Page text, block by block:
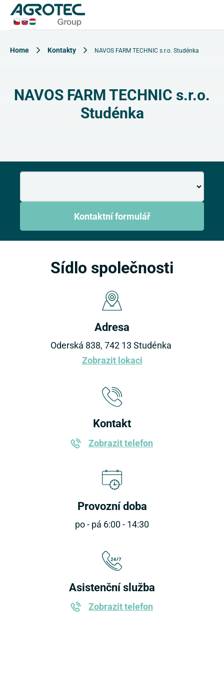
Home Kontakty NAVOS FARM TECHNIC s.r.o. Studénka
NAVOS FARM TECHNIC s.r.o.
Studénka
Kontaktní formulář
Sídlo společnosti
Adresa
Oderská 838, 742 13 Studénka
Zobrazit lokaci
Kontakt
Zobrazit telefon
Provozní doba
po - pá 6:00 - 14:30
Asistenční služba
Zobrazit telefon